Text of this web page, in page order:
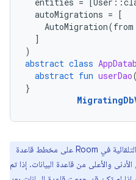
autoMigrations = [
AutoMigration(from
]
)
abstract class
abstract fun userDao
}
تعتمد عمليات نقل البيانات التلقائية في Room على مخطط قاعدة
والأعلى من قاعدة البيانات. إذا تم